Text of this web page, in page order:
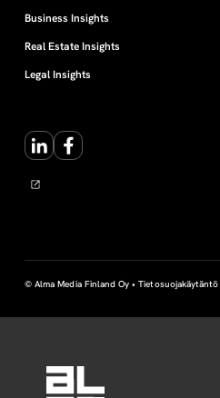
Business Insights
Real Estate Insights
Legal Insights
LinkedInFacebook
© Alma Media Finland Oy •Tietosuojakäytäntö